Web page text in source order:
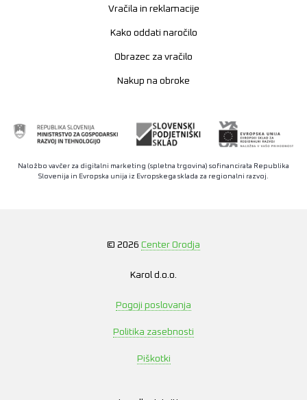
Vračila in reklamacije
Kako oddati naročilo
Obrazec za vračilo
Nakup na obroke
Naložbo vavčer za digitalni marketing (spletna trgovina) sofinancirata Republika
Slovenija in Evropska unija iz Evropskega sklada za regionalni razvoj.
© 2026 Center Orodja
Karol d.o.o.
Pogoji poslovanja
Politika zasebnosti
Piškotki